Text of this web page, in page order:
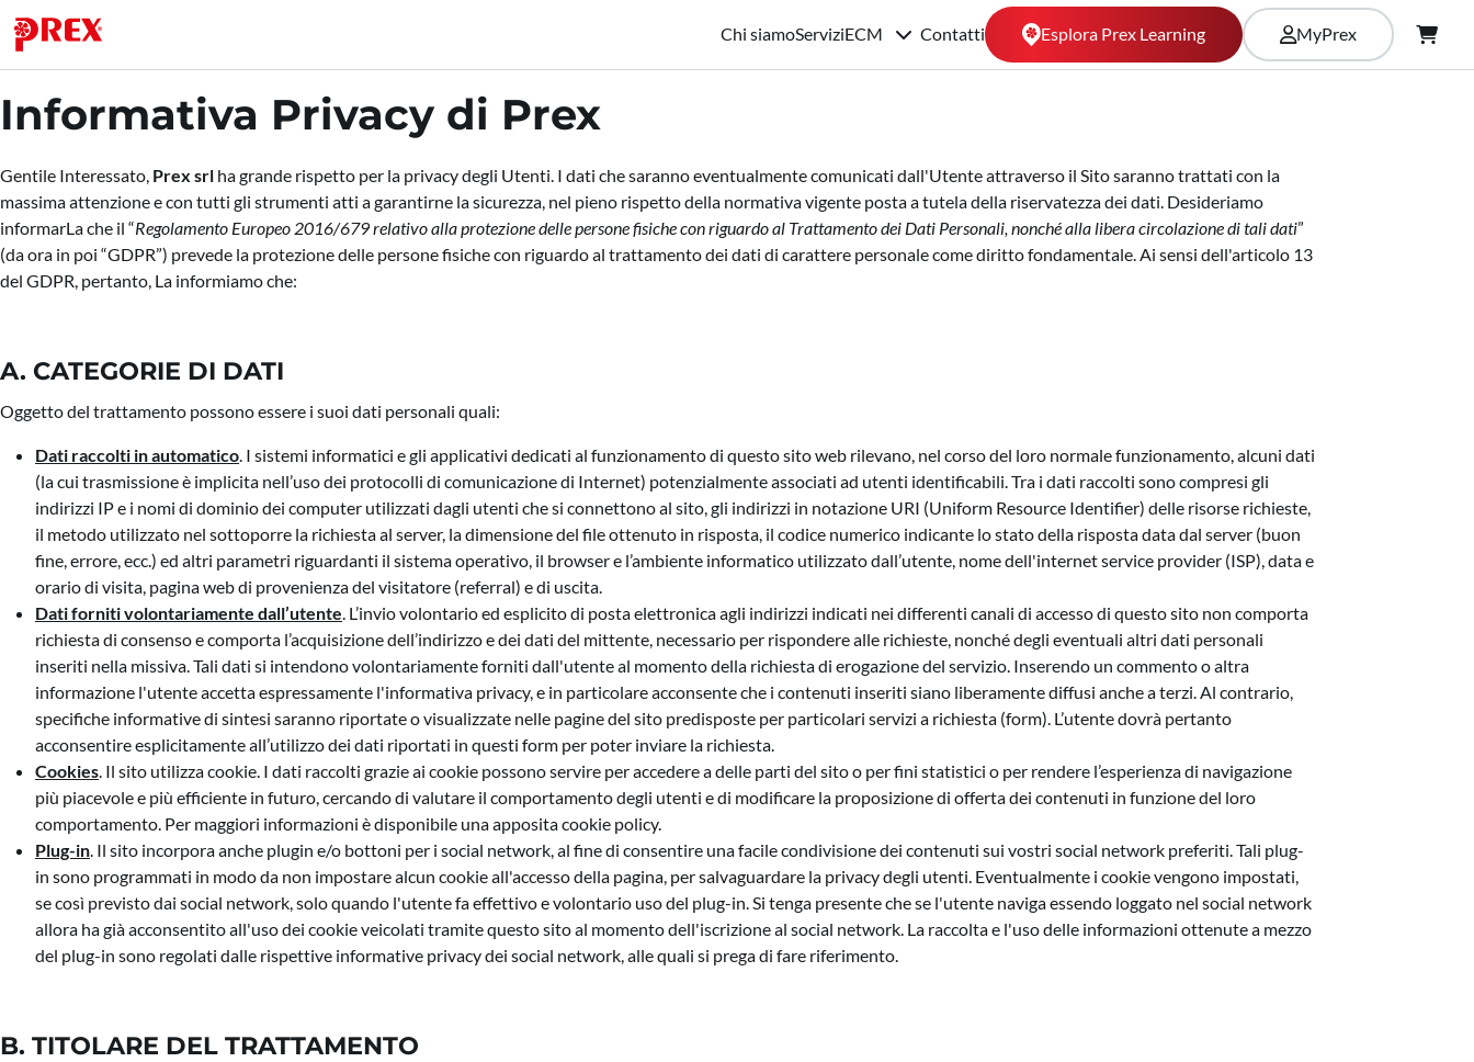
Chi siamoServiziECM Contatti Esplora Prex Learning MyPrex
Informativa Privacy di Prex
Gentile Interessato, Prex srl ha grande rispetto per la privacy degli Utenti. I dati che saranno eventualmente comunicati dall'Utente attraverso il Sito saranno trattati con la
massima attenzione e con tutti gli strumenti atti a garantirne la sicurezza, nel pieno rispetto della normativa vigente posta a tutela della riservatezza dei dati. Desideriamo
informarLa che il “Regolamento Europeo 2016/679 relativo alla protezione delle persone fisiche con riguardo al Trattamento dei Dati Personali, nonché alla libera circolazione di tali dati”
(da ora in poi “GDPR”) prevede la protezione delle persone fisiche con riguardo al trattamento dei dati di carattere personale come diritto fondamentale. Ai sensi dell'articolo 13
del GDPR, pertanto, La informiamo che:
A. CATEGORIE DI DATI
Oggetto del trattamento possono essere i suoi dati personali quali:
Dati raccolti in automatico . I sistemi informatici e gli applicativi dedicati al funzionamento di questo sito web rilevano, nel corso del loro normale funzionamento, alcuni dati
(la cui trasmissione è implicita nell’uso dei protocolli di comunicazione di Internet) potenzialmente associati ad utenti identificabili. Tra i dati raccolti sono compresi gli
indirizzi IP e i nomi di dominio dei computer utilizzati dagli utenti che si connettono al sito, gli indirizzi in notazione URI (Uniform Resource Identifier) delle risorse richieste,
il metodo utilizzato nel sottoporre la richiesta al server, la dimensione del file ottenuto in risposta, il codice numerico indicante lo stato della risposta data dal server (buon
fine, errore, ecc.) ed altri parametri riguardanti il sistema operativo, il browser e l’ambiente informatico utilizzato dall’utente, nome dell'internet service provider (ISP), data e
orario di visita, pagina web di provenienza del visitatore (referral) e di uscita.
Dati forniti volontariamente dall’utente . L’invio volontario ed esplicito di posta elettronica agli indirizzi indicati nei differenti canali di accesso di questo sito non comporta
richiesta di consenso e comporta l’acquisizione dell’indirizzo e dei dati del mittente, necessario per rispondere alle richieste, nonché degli eventuali altri dati personali
inseriti nella missiva. Tali dati si intendono volontariamente forniti dall'utente al momento della richiesta di erogazione del servizio. Inserendo un commento o altra
informazione l'utente accetta espressamente l'informativa privacy, e in particolare acconsente che i contenuti inseriti siano liberamente diffusi anche a terzi. Al contrario,
specifiche informative di sintesi saranno riportate o visualizzate nelle pagine del sito predisposte per particolari servizi a richiesta (form). L’utente dovrà pertanto
acconsentire esplicitamente all’utilizzo dei dati riportati in questi form per poter inviare la richiesta.
Cookies . Il sito utilizza cookie. I dati raccolti grazie ai cookie possono servire per accedere a delle parti del sito o per fini statistici o per rendere l’esperienza di navigazione
più piacevole e più efficiente in futuro, cercando di valutare il comportamento degli utenti e di modificare la proposizione di offerta dei contenuti in funzione del loro
comportamento. Per maggiori informazioni è disponibile una apposita cookie policy.
Plug-in . Il sito incorpora anche plugin e/o bottoni per i social network, al fine di consentire una facile condivisione dei contenuti sui vostri social network preferiti. Tali plug-
in sono programmati in modo da non impostare alcun cookie all'accesso della pagina, per salvaguardare la privacy degli utenti. Eventualmente i cookie vengono impostati,
se così previsto dai social network, solo quando l'utente fa effettivo e volontario uso del plug-in. Si tenga presente che se l'utente naviga essendo loggato nel social network
allora ha già acconsentito all'uso dei cookie veicolati tramite questo sito al momento dell'iscrizione al social network. La raccolta e l'uso delle informazioni ottenute a mezzo
del plug-in sono regolati dalle rispettive informative privacy dei social network, alle quali si prega di fare riferimento.
B. TITOLARE DEL TRATTAMENTO